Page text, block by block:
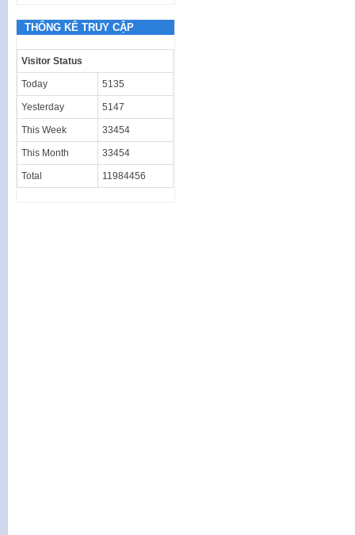
THỐNG KÊ TRUY CẬP
Visitor Status
Today 5135
Yesterday 5147
This Week 33454
This Month 33454
Total 11984456